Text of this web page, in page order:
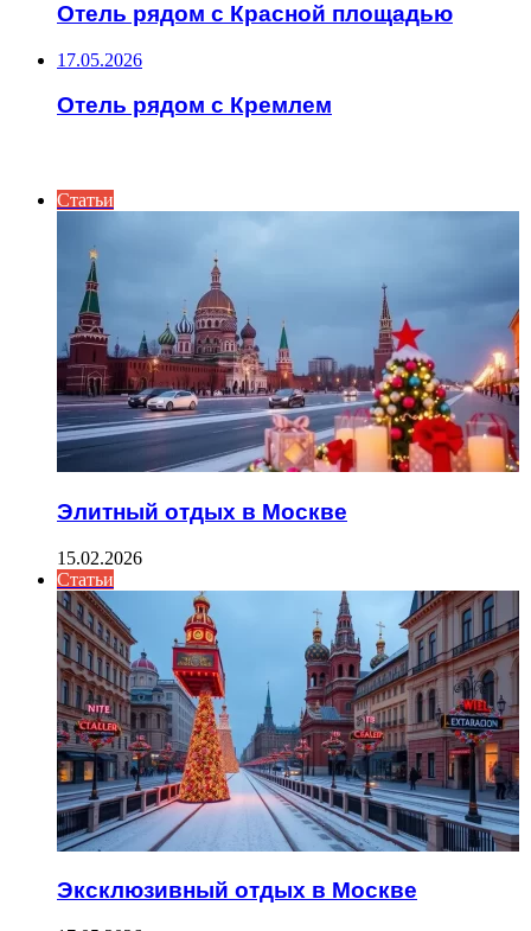
Отель рядом с Красной площадью
17.05.2026
Отель рядом с Кремлем
Статьи
Элитный отдых в Москве
15.02.2026
Статьи
Эксклюзивный отдых в Москве